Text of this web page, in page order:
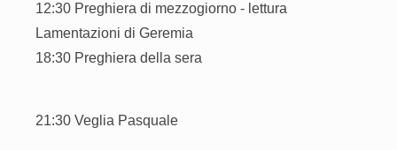
12:30 Preghiera di mezzogiorno - lettura
Lamentazioni di Geremia
18:30 Preghiera della sera
21:30 Veglia Pasquale